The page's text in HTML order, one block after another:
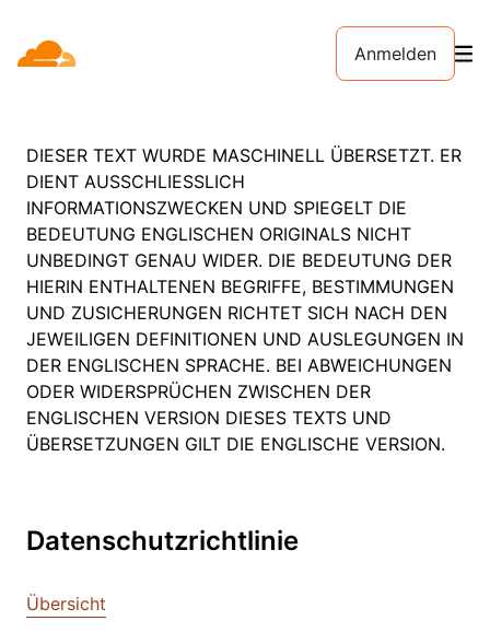
Anmelden
DIESER TEXT WURDE MASCHINELL ÜBERSETZT. ER
DIENT AUSSCHLIESSLICH
INFORMATIONSZWECKEN UND SPIEGELT DIE
BEDEUTUNG ENGLISCHEN ORIGINALS NICHT
UNBEDINGT GENAU WIDER. DIE BEDEUTUNG DER
HIERIN ENTHALTENEN BEGRIFFE, BESTIMMUNGEN
UND ZUSICHERUNGEN RICHTET SICH NACH DEN
JEWEILIGEN DEFINITIONEN UND AUSLEGUNGEN IN
DER ENGLISCHEN SPRACHE. BEI ABWEICHUNGEN
ODER WIDERSPRÜCHEN ZWISCHEN DER
ENGLISCHEN VERSION DIESES TEXTS UND
ÜBERSETZUNGEN GILT DIE ENGLISCHE VERSION.
Datenschutzrichtlinie
Übersicht